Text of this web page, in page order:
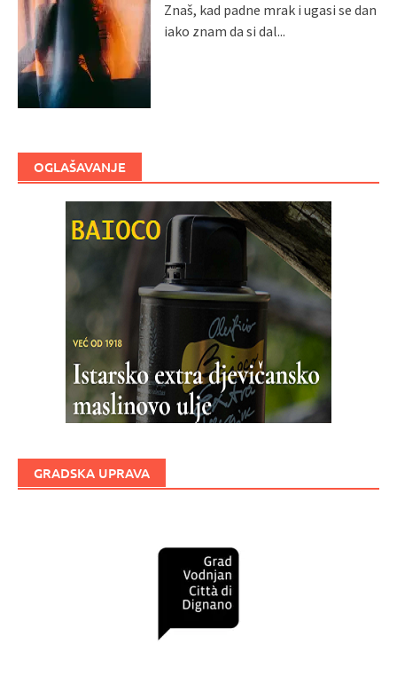
Znaš, kad padne mrak i ugasi se dan
iako znam da si dal...
OGLAŠAVANJE
GRADSKA UPRAVA